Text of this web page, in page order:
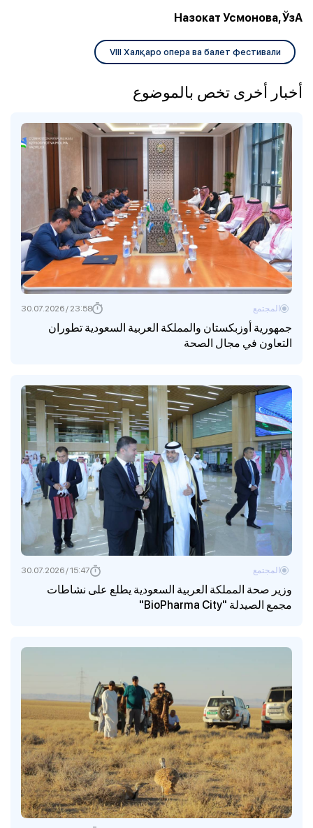
Назокат Усмонова, ЎзА
VIII Халқаро опера ва балет фестивали
أخبار أخرى تخص بالموضوع
جمهورية أوزبكستان والمملكة العربية السعودية تطوران
التعاون في مجال الصحة
المجتمع 23:58 / 30.07.2026
وزير صحة المملكة العربية السعودية يطلع على نشاطات
مجمع الصيدلة "BioPharma City"
المجتمع 15:47 / 30.07.2026